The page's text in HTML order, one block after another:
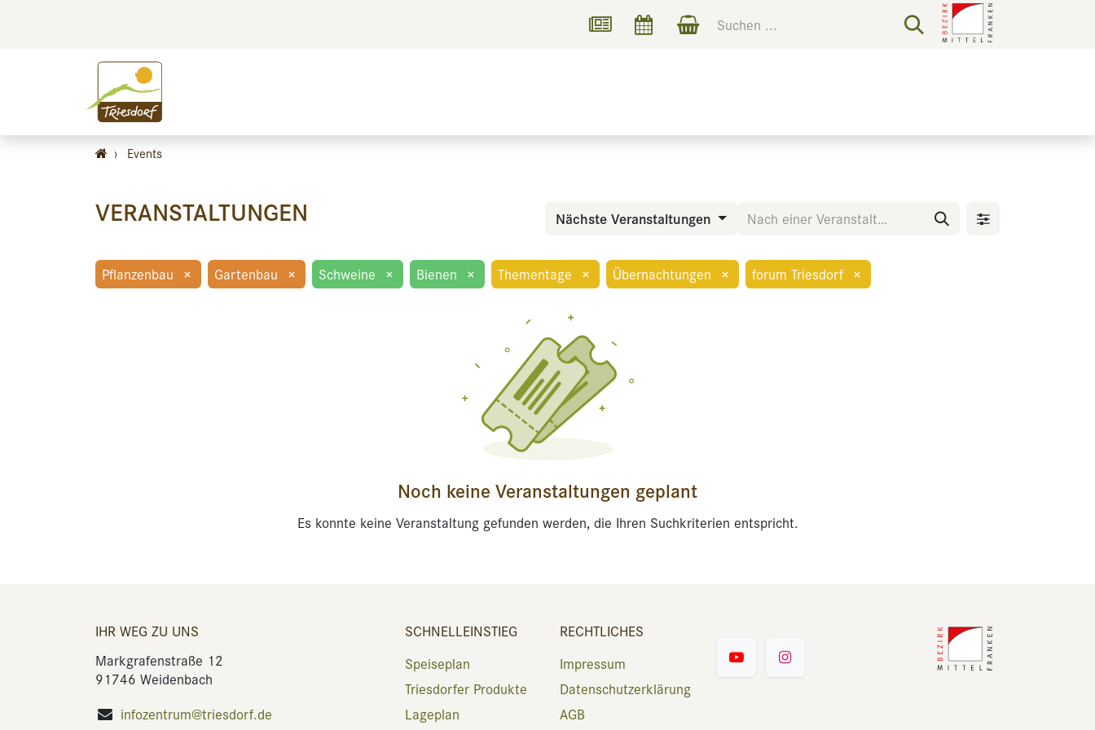
› Events
VERANSTALTUNGEN Nächste Veranstaltungen
Pflanzenbau × Gartenbau × Schweine × Bienen × Thementage × Übernachtungen × forum Triesdorf ×
Noch keine Veranstaltungen geplant
Es konnte keine Veranstaltung gefunden werden, die Ihren Suchkriterien entspricht.
IHR WEG ZU UNS
Markgrafenstraße 12
91746 Weidenbach
infozentrum@triesdorf.de
SCHNELLEINSTIEG
Speiseplan
Triesdorfer Produkte
Lageplan
RECHTLICHES
Impressum
Datenschutzerklärung
AGB